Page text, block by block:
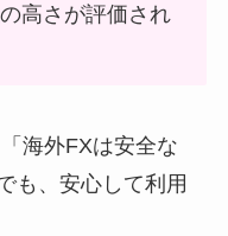
高さが評価され
海外FXは安全な
も、安心して利用